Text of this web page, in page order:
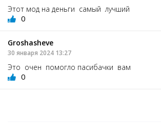
Этот мод на деньги самый лучший
0
Groshasheve
30 января 2024 13:27
Это очен помогло пасибачки вам
0